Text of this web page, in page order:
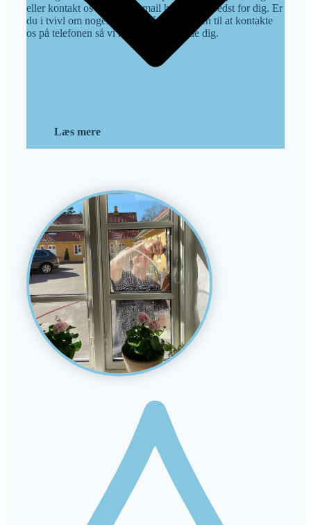
eller kontakt os direkte pr. mail hvis det er bedst for dig. Er
du i tvivl om noget er du også velkommen til at kontakte
os på telefonen så vi hurtigt kan vejlede dig.
Læs mere